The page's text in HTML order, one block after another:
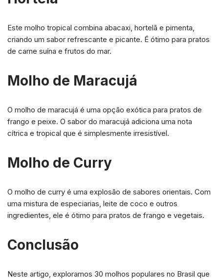
Este molho tropical combina abacaxi, hortelã e pimenta,
criando um sabor refrescante e picante. É ótimo para pratos
de carne suína e frutos do mar.
Molho de Maracujá
O molho de maracujá é uma opção exótica para pratos de
frango e peixe. O sabor do maracujá adiciona uma nota
cítrica e tropical que é simplesmente irresistível.
Molho de Curry
O molho de curry é uma explosão de sabores orientais. Com
uma mistura de especiarias, leite de coco e outros
ingredientes, ele é ótimo para pratos de frango e vegetais.
Conclusão
Neste artigo, exploramos 30 molhos populares no Brasil que